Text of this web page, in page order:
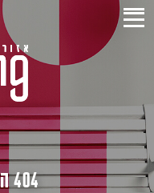
404 העמוד לא נמצא